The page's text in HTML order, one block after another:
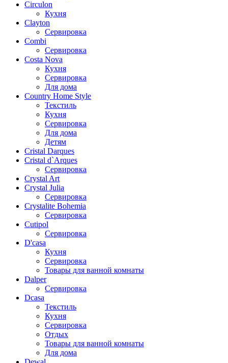
Circulon
Кухня
Clayton
Сервировка
Combi
Сервировка
Costa Nova
Кухня
Сервировка
Для дома
Country Home Style
Текстиль
Кухня
Сервировка
Для дома
Детям
Cristal Darques
Cristal d`Arques
Сервировка
Crystal Art
Crystal Julia
Сервировка
Crystalite Bohemia
Сервировка
Cutipol
Сервировка
D'casa
Кухня
Сервировка
Товары для ванной комнаты
Dalper
Сервировка
Dcasa
Текстиль
Кухня
Сервировка
Отдых
Товары для ванной комнаты
Для дома